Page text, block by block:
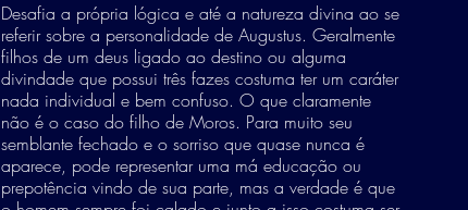
Desafia a própria lógica e até a natureza divina ao se
referir sobre a personalidade de Augustus. Geralmente
filhos de um deus ligado ao destino ou alguma
divindade que possui três fazes costuma ter um caráter
nada individual e bem confuso. O que claramente
não é o caso do filho de Moros. Para muito seu
semblante fechado e o sorriso que quase nunca é
aparece, pode representar uma má educação ou
prepotência vindo de sua parte, mas a verdade é que